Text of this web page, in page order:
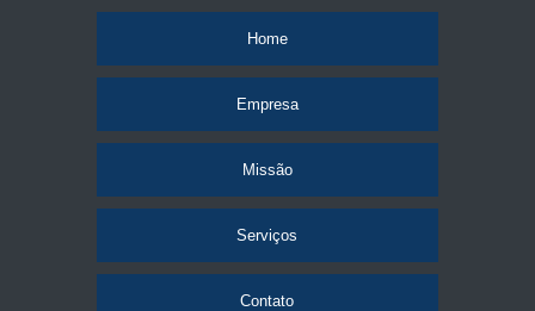
Home
Empresa
Missão
Serviços
Contato